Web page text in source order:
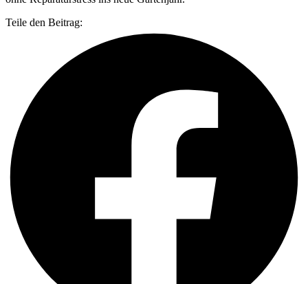
Teile den Beitrag: